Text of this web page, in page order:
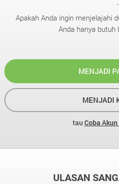
Apakah Anda ingin menjelajahi
Anda hanya butuh
MENJADI
MENJADI
tau Coba Akun
ULASAN